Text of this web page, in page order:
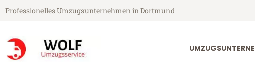
Professionelles Umzugsunternehmen in Dortmund